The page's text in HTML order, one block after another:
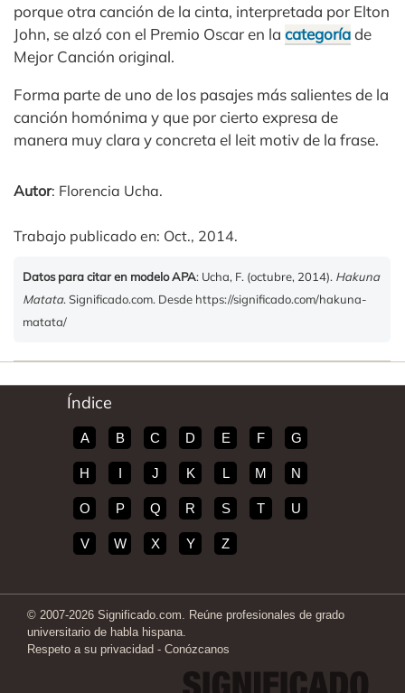
porque otra canción de la cinta, interpretada por Elton
John, se alzó con el Premio Oscar en la categoríade
Mejor Canción original.
Forma parte de uno de los pasajes más salientes de la
canción homónima y que por cierto expresa de
manera muy clara y concreta el leit motiv de la frase.
Autor: Florencia Ucha.
Trabajo publicado en: Oct., 2014.
Datos para citar en modelo APA: Ucha, F. (octubre, 2014). Hakuna
Matata. Significado.com. Desde https://significado.com/hakuna-
matata/
Índice
A B C D E F G
H I J K L M N
O P Q R S T U
V W X Y Z
© 2007-2026 Significado.com. Reúne profesionales de grado
universitario de habla hispana.
Respeto a su privacidad - Conózcanos